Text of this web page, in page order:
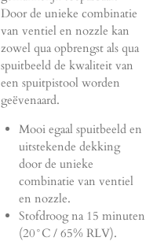
Door de unieke combinatie
van ventiel en nozzle kan
zowel qua opbrengst als qua
spuitbeeld de kwaliteit van
een spuitpistool worden
geëvenaard.
Mooi egaal spuitbeeld en
uitstekende dekking
door de unieke
combinatie van ventiel
en nozzle.
Stofdroog na 15 minuten
(20°C / 65% RLV).